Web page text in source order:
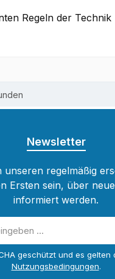
Regeln der
Newsletter
regelmäßig
Ersten sein, über
informiert werden.
geschützt und es gelten
Nutzungsbedingungen.